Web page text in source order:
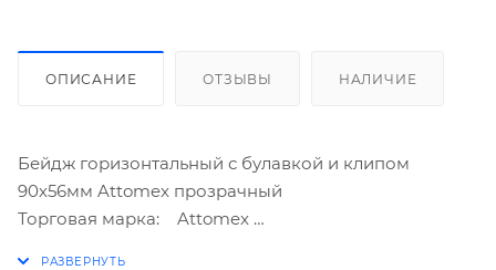
ОПИСАНИЕ ОТЗЫВЫ НАЛИЧИЕ
Бейдж горизонтальный с булавкой и клипом
90х56мм Attomex прозрачный
Торговая марка: Attomex